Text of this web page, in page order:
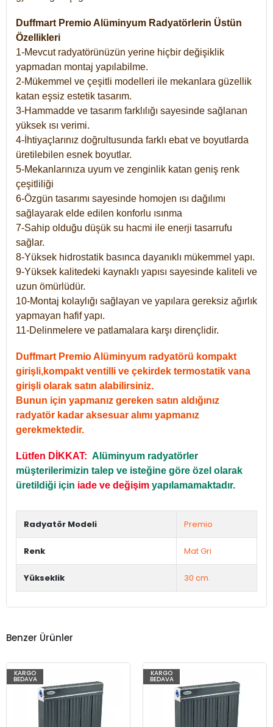
Duffmart Premio Alüminyum Radyatörlerin Üstün
Özellikleri
1-Mevcut radyatörünüzün yerine hiçbir değişiklik
yapmadan montaj yapılabilme.
2-Mükemmel ve çeşitli modelleri ile mekanlara güzellik
katan eşsiz estetik tasarım.
3-Hammadde ve tasarım farklılığı sayesinde sağlanan
yüksek ısı verimi.
4-İhtiyaçlarınız doğrultusunda farklı ebat ve boyutlarda
üretilebilen esnek boyutlar.
5-Mekanlarınıza uyum ve zenginlik katan geniş renk
çeşitliliği
6-Özgün tasarımı sayesinde homojen ısı dağılımı
sağlayarak elde edilen konforlu ısınma
7-Sahip olduğu düşük su hacmi ile enerji tasarrufu
sağlar.
8-Yüksek hidrostatik basınca dayanıklı mükemmel yapı.
9-Yüksek kalitedeki kaynaklı yapısı sayesinde kaliteli ve
uzun ömürlüdür.
10-Montaj kolaylığı sağlayan ve yapılara gereksiz ağırlık
yapmayan hafif yapı.
11-Delinmelere ve patlamalara karşı dirençlidir.
Duffmart Premio Alüminyum radyatörü kompakt
girişli,kompakt ventilli ve çekirdek termostatik vana
girişli olarak satın alabilirsiniz.
Bunun için yapmanız gereken satın aldığınız
radyatör kadar aksesuar alımı yapmanız
gerekmektedir.
Lütfen DİKKAT: Alüminyum radyatörler
müşterilerimizin talep ve isteğine göre özel olarak
üretildiği için iade ve değişim yapılamamaktadır.
Radyatör Modeli Premio
Renk Mat Gri
Yükseklik 30 cm.
Benzer Ürünler
KARGO
BEDAVA
KARGO
BEDAVA